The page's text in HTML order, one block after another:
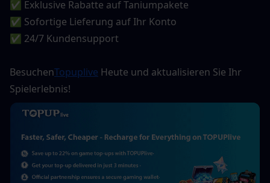
✅ Exklusive Rabatte auf Taniumpakete
✅ Sofortige Lieferung auf Ihr Konto
✅ 24/7 Kundensupport
BesuchenTopuplive Heute und aktualisieren Sie Ihr
Spielerlebnis!